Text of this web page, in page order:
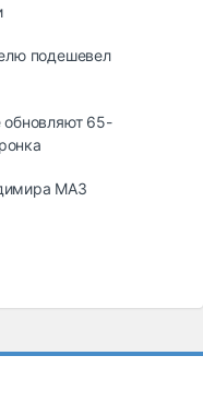
подешевел
обновляют 65-
МАЗ